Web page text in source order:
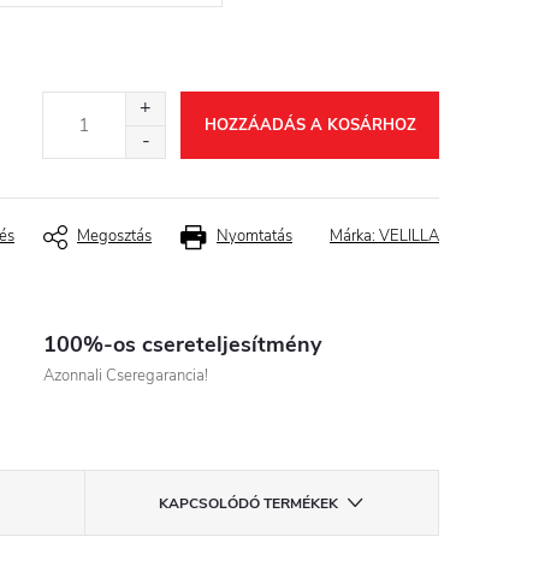
HOZZÁADÁS A KOSÁRHOZ
Nyomtatás
Megosztás Márka: VELILLA
100%-os csereteljesítmény
Azonnali Cseregarancia!
KAPCSOLÓDÓ TERMÉKEK